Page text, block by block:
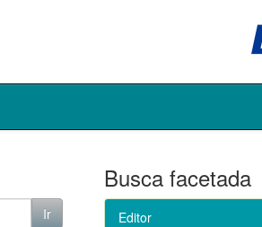
Busca facetada
Editor